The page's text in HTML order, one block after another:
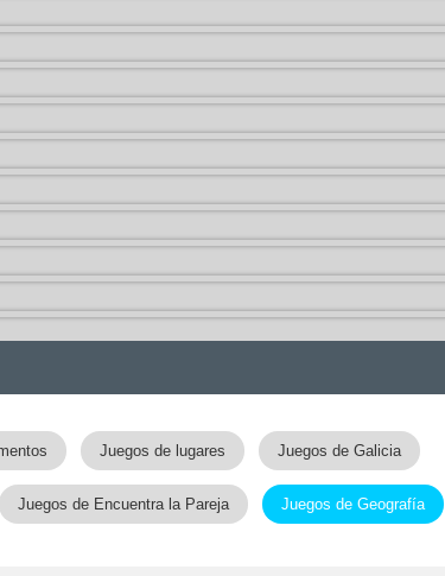
Juegos de lugares Juegos de Galicia
Juegos de Encuentra la Pareja Juegos de Geografía